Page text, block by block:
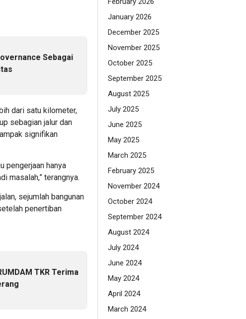
Sebagai
dari satu kilometer,
sebagian jalur dan
signifikan
pengerjaan hanya
masalah,” terangnya.
sejumlah bangunan
penertiban
TKR Terima
January 2026
December 2025
November 2025
October 2025
September 2025
August 2025
July 2025
June 2025
May 2025
March 2025
February 2025
November 2024
October 2024
September 2024
August 2024
July 2024
June 2024
May 2024
April 2024
March 2024